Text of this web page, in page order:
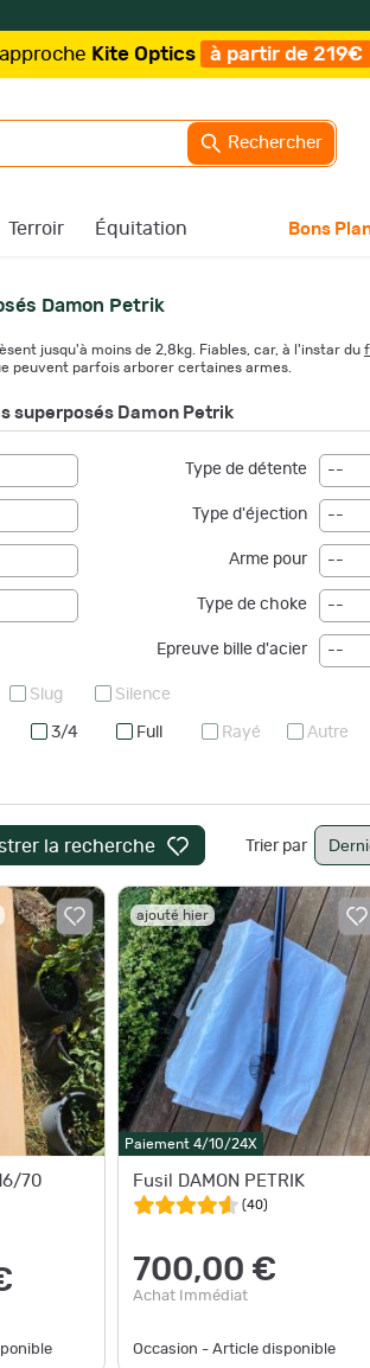
à partir de 219€ Plus que 25
Rechercher
Terroir Équitation Bons
Damon Petrik
jusqu'à moins de 2,8kg. Fiables, car, à l'instar du
peuvent parfois arborer certaines armes.
superposés Damon Petrik
Type de détente --
Type d'éjection --
Arme pour --
Type de choke --
Epreuve bille d'acier --
Slug Silence
3/4 Full Rayé Autre
la recherche Trier par
70
ajouté hier
Paiement 4/10/24X
Fusil DAMON PETRIK
(40)
700,00 €
Achat Immédiat
Occasion - Article disponible